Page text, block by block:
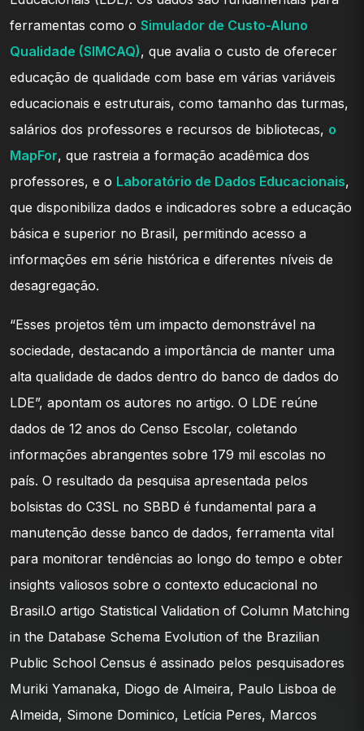
ferramentas como o Simulador de Custo-Aluno
Qualidade (SIMCAQ), que avalia o custo de oferecer
educação de qualidade com base em várias variáveis
educacionais e estruturais, como tamanho das turmas,
salários dos professores e recursos de bibliotecas, o
MapFor, que rastreia a formação acadêmica dos
professores, e o Laboratório de Dados Educacionais,
que disponibiliza dados e indicadores sobre a educação
básica e superior no Brasil, permitindo acesso a
informações em série histórica e diferentes níveis de
desagregação.
“Esses projetos têm um impacto demonstrável na
sociedade, destacando a importância de manter uma
alta qualidade de dados dentro do banco de dados do
LDE”, apontam os autores no artigo. O LDE reúne
dados de 12 anos do Censo Escolar, coletando
informações abrangentes sobre 179 mil escolas no
país. O resultado da pesquisa apresentada pelos
bolsistas do C3SL no SBBD é fundamental para a
manutenção desse banco de dados, ferramenta vital
para monitorar tendências ao longo do tempo e obter
insights valiosos sobre o contexto educacional no
Brasil.O artigo Statistical Validation of Column Matching
in the Database Schema Evolution of the Brazilian
Public School Census é assinado pelos pesquisadores
Muriki Yamanaka, Diogo de Almeira, Paulo Lisboa de
Almeida, Simone Dominico, Letícia Peres, Marcos